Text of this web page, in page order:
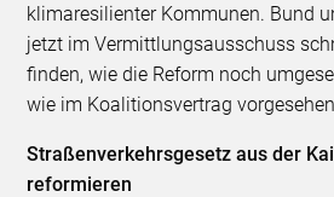
klimaresilienter Kommunen. Bund
jetzt im Vermittlungsausschuss
finden, wie die Reform noch
wie im Koalitionsvertrag
Straßenverkehrsgesetz aus der
reformieren